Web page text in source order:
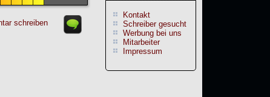
Kontakt
Schreiber gesucht
Werbung bei uns
Mitarbeiter
Impressum
schreiben